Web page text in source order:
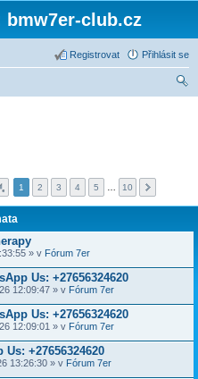
club.cz
Přihlásit se
Registrovat
1 2 3 4 5 10
» v Fórum 7er
Us: +27656324620
12:09:47 » v Fórum 7er
Us: +27656324620
12:09:01 » v Fórum 7er
+27656324620
13:26:30 » v Fórum 7er